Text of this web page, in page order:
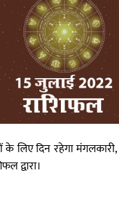
के लिए दिन रहेगा
द्वारा।